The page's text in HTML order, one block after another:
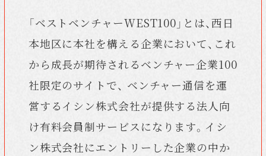
「ベストベンチャーWEST100」とは、西日
本地区に本社を構える企業において、これ
から成長が期待されるベンチャー企業100
社限定のサイトで、 ベンチャー通信を運
営するイシン株式会社が提供する法人向
け有料会員制サービスになります。イシ
ン株式会社にエントリーした企業の中か